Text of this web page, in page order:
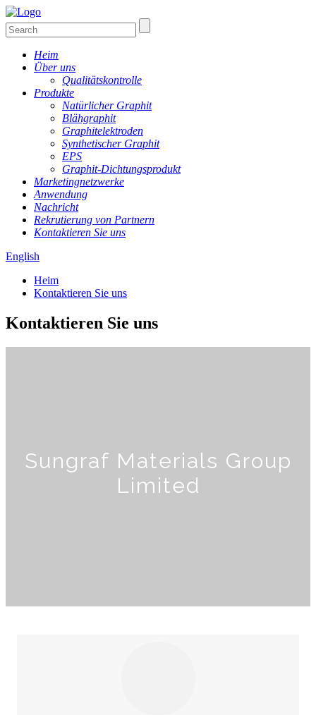
Heim
Über uns
Qualitätskontrolle
Produkte
Natürlicher Graphit
Blähgraphit
Graphitelektroden
Synthetischer Graphit
EPS
Graphit-Dichtungsprodukt
Marketingnetzwerke
Anwendung
Nachricht
Rekrutierung von Partnern
Kontaktieren Sie uns
English
Heim
Kontaktieren Sie uns
Kontaktieren Sie uns
Sungraf Materials Group
Limited